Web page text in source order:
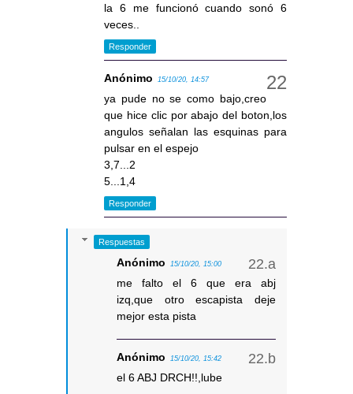
la 6 me funcionó cuando sonó 6
veces..
Responder
Anónimo 15/10/20, 14:57
ya pude no se como bajo,creo
que hice clic por abajo del boton,los
angulos señalan las esquinas para
pulsar en el espejo
3,7...2
5...1,4
Responder
Respuestas
Anónimo 15/10/20, 15:00
me falto el 6 que era abj
izq,que otro escapista deje
mejor esta pista
Anónimo 15/10/20, 15:42
el 6 ABJ DRCH!!,lube